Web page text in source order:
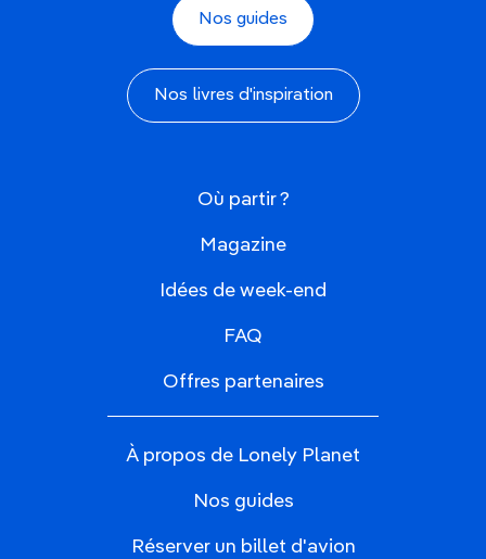
Nos guides
Nos livres d'inspiration
Où partir ?
Magazine
Idées de week-end
FAQ
Offres partenaires
À propos de Lonely Planet
Nos guides
Réserver un billet d'avion